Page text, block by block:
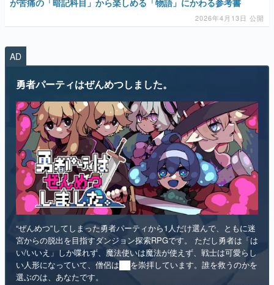
アプリレビュー
電ファミニコゲーマーとは？
運営：株式会社マレ
AD
“ぜんめつ”してしまった勇者パーティから1人だけ選んで、ともに迷
宮からの脱出を目指すダンジョン探索RPGです。 ただし勇者は「は
い/いいえ」しか喋れず、魔法使いは魔法が使えず、戦士は可愛らし
い人形になっていて、僧侶は██を崇拝しています。誰を救うのかを
選ぶのは、あなたです。
インディー RPG
リリース日：2026年第4四半期